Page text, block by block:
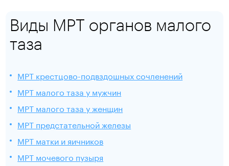
Виды МРТ органов малого
таза
МРТ крестцово-подвздошных сочленений
МРТ малого таза у мужчин
МРТ малого таза у женщин
МРТ предстательной железы
МРТ матки и яичников
МРТ мочевого пузыря